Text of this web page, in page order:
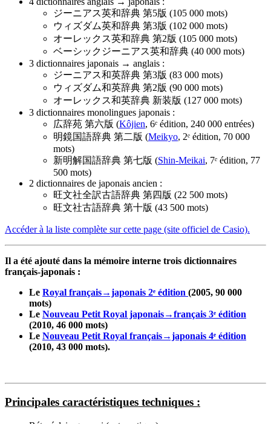
ジーニアス英和辞典 第5版 (105 000 mots)
ウィズダム英和辞典 第3版 (102 000 mots)
オーレックス英和辞典 第2版 (105 000 mots)
ベーシックジーニアス英和辞典 (40 000 mots)
3 dictionnaires japonais → anglais :
ジーニアス和英辞典 第3版 (83 000 mots)
ウィズダム和英辞典 第2版 (90 000 mots)
オーレックス和英辞典 新装版 (127 000 mots)
3 dictionnaires monolingues japonais :
広辞苑 第六版 (Kôjien, 6ᵉ édition, 240 000 entrées)
明鏡国語辞典 第二版 (Meikyo, 2ᵉ édition, 70 000
mots)
新明解国語辞典 第七版 (Shin-Meikai, 7ᵉ édition, 77
500 mots)
2 dictionnaires de japonais ancien :
旺文社全訳古語辞典 第四版 (22 500 mots)
旺文社古語辞典 第十版 (43 500 mots)
Accéder à la liste complète sur cette page (site officiel de Casio).
Il a été ajouté dans la mémoire interne trois dictionnaires
français-japonais :
Le Royal français→japonais 2ᵉ édition (2005, 90 000
mots)
Le Nouveau Petit Royal japonais→français 3ᵉ édition
(2010, 46 000 mots)
Le Nouveau Petit Royal français→japonais 4ᵉ édition
(2010, 43 000 mots).
Principales caractéristiques techniques :